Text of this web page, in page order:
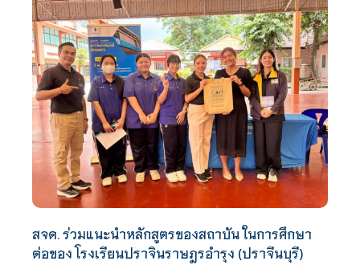
สจด. ร่วมแนะนำหลักสูตรของสถาบัน ในการศึกษา
ต่อของ โรงเรียนปราจินราษฎรอำรุง (ปราจีนบุรี)